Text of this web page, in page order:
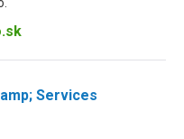
Services